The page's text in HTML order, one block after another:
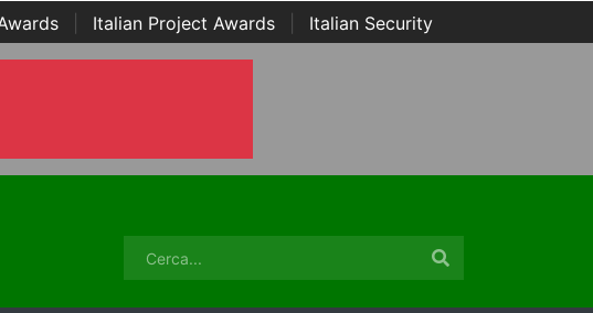
Italian Project Awards
Italian Security